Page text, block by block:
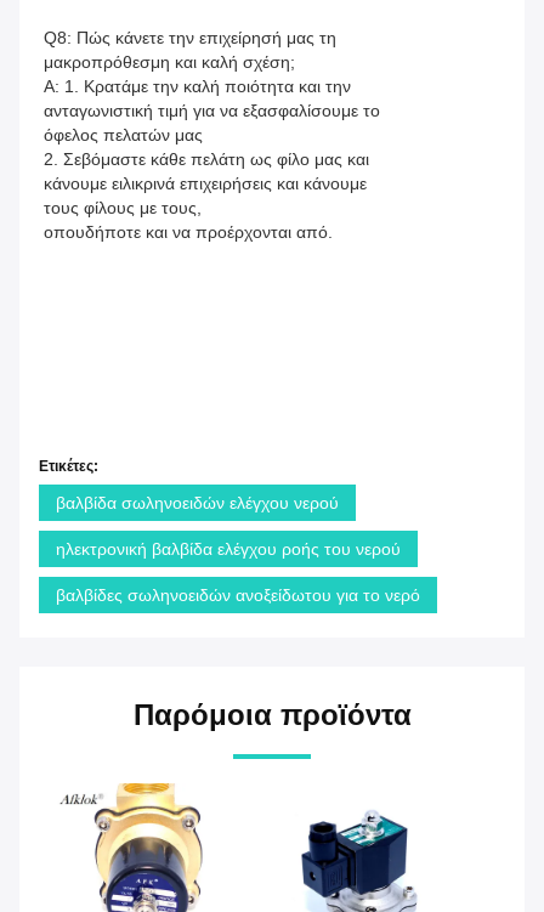
Q8: Πώς κάνετε την επιχείρησή μας τη
μακροπρόθεσμη και καλή σχέση;
Α: 1. Κρατάμε την καλή ποιότητα και την
ανταγωνιστική τιμή για να εξασφαλίσουμε το
όφελος πελατών μας
2. Σεβόμαστε κάθε πελάτη ως φίλο μας και
κάνουμε ειλικρινά επιχειρήσεις και κάνουμε
τους φίλους με τους,
οπουδήποτε και να προέρχονται από.
Ετικέτες:
βαλβίδα σωληνοειδών ελέγχου νερού
ηλεκτρονική βαλβίδα ελέγχου ροής του νερού
βαλβίδες σωληνοειδών ανοξείδωτου για το νερό
Παρόμοια προϊόντα